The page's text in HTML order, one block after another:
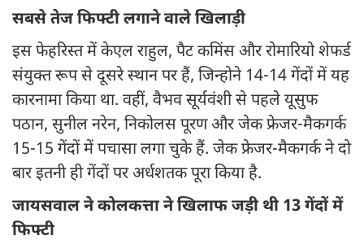
सबसे तेज फिफ्टी लगाने वाले खिलाड़ी
इस फेहरिस्त में केएल राहुल, पैट कमिंस और रोमारियो शेफर्ड
संयुक्त रूप से दूसरे स्थान पर हैं, जिन्होने 14-14 गेंदों में यह
कारनामा किया था. वहीं, वैभव सूर्यवंशी से पहले यूसुफ
पठान, सुनील नरेन, निकोलस पूरण और जेक फ्रेजर-मैकगर्क
15-15 गेंदों में पचासा लगा चुके हैं. जेक फ्रेजर-मैकगर्क ने दो
बार इतनी ही गेंदों पर अर्धशतक पूरा किया है.
जायसवाल ने कोलकत्ता ने खिलाफ जड़ी थी 13 गेंदों में
फिफ्टी